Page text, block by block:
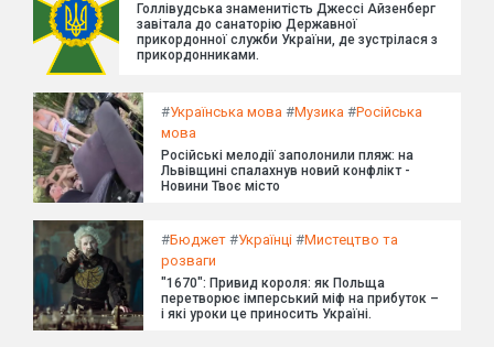
Голлівудська знаменитість Джессі Айзенберг
завітала до санаторію Державної
прикордонної служби України, де зустрілася з
прикордонниками.
#Українська мова #Музика #Російська
мова
Російські мелодії заполонили пляж: на
Львівщині спалахнув новий конфлікт -
Новини Твоє місто
#Бюджет #Українці #Мистецтво та
розваги
"1670": Привид короля: як Польща
перетворює імперський міф на прибуток –
і які уроки це приносить Україні.